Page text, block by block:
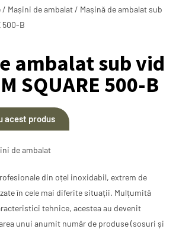
/ Mașini de ambalat / Mașină de ambalat sub
500-B
ambalat sub vid
SQUARE 500-B
acest produs
de ambalat
din oțel inoxidabil, extrem de
în cele mai diferite situații. Mulțumită
tehnice, acestea au devenit
unui anumit număr de produse (sosuri și